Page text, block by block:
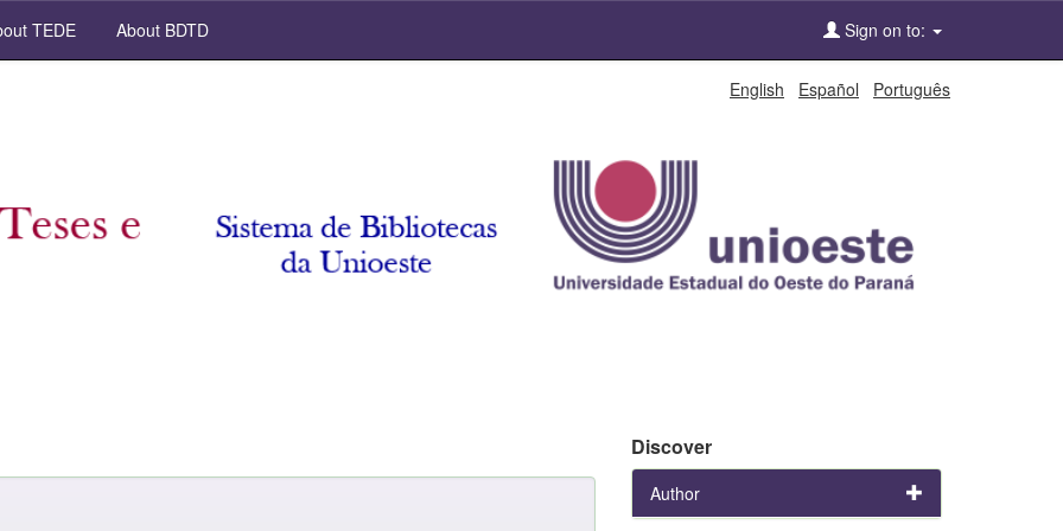
TEDE About BDTD Sign on to:
English Español Português
Discover
Author